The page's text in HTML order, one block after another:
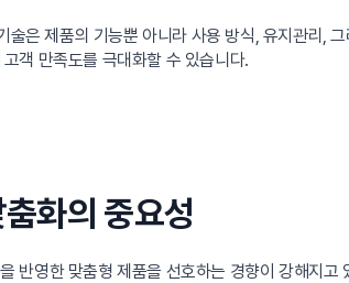
은 제품의 기능뿐 아니라 사용 방식, 유지관리,
객 만족도를 극대화할 수 있습니다.
화의 중요성
반영한 맞춤형 제품을 선호하는 경향이 강해지